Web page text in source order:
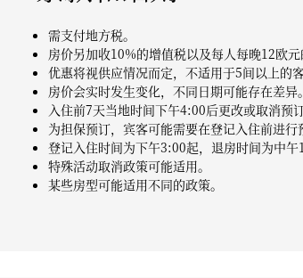
需支付地方税。
房价另加收10%的增值税以及每人每晚12欧
优惠将视供应情况而定，不适用于5间以上的
房价会实时发生变化，不同日期可能存在差异
入住前7天当地时间下午4:00后更改或取消预
为担保预订，宾客可能需要在登记入住前进
登记入住时间为下午3:00起，退房时间为中午
特殊活动取消政策可能适用。
某些房型可能适用不同的政策。